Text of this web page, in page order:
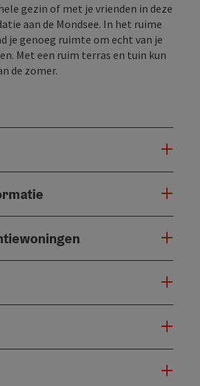
gezin of met je vrienden in deze
aan de Mondsee. In het ruime
je genoeg ruimte om echt van je
Met een ruim terras en tuin kun
de zomer.